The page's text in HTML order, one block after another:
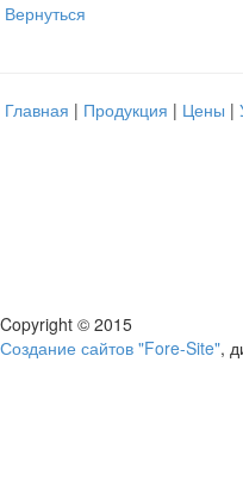
Вернуться
Главная | Продукция | Цены |
Copyright © 2015
Создание сайтов "Fore-Site",